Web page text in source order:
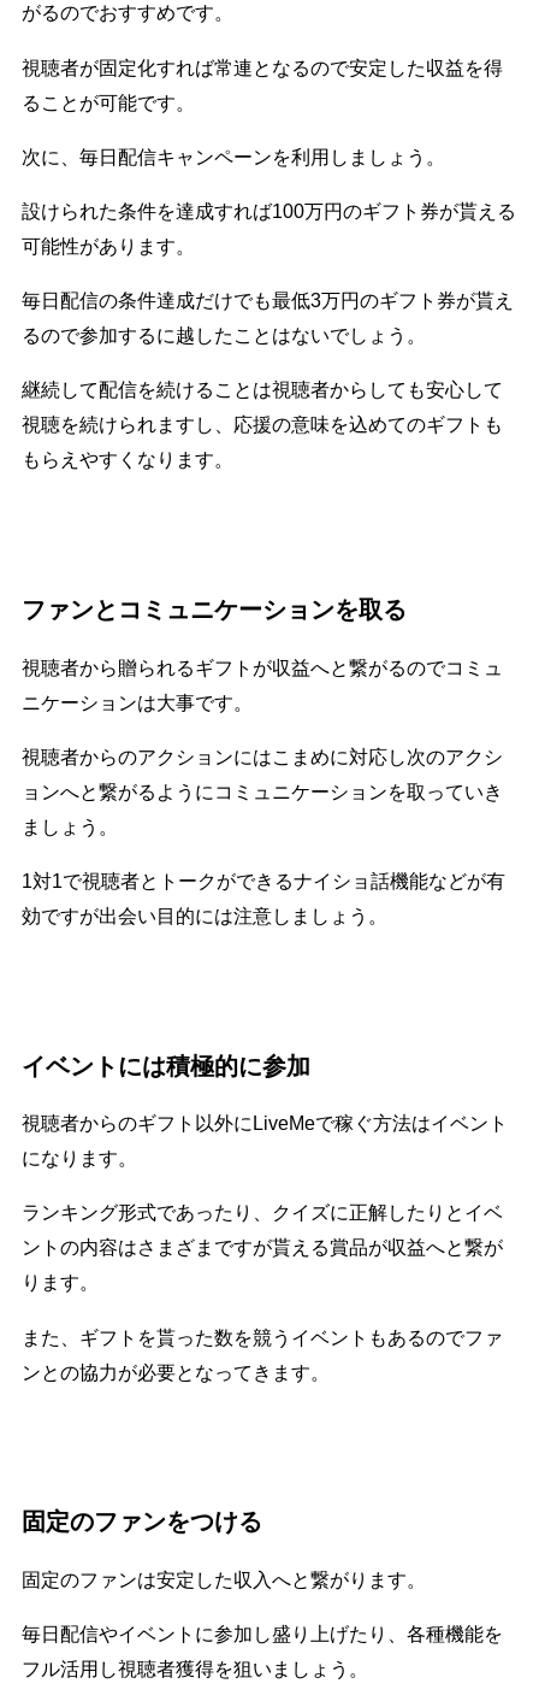
がるのでおすすめです。
視聴者が固定化すれば常連となるので安定した収益を得
ることが可能です。
次に、毎日配信キャンペーンを利用しましょう。
設けられた条件を達成すれば100万円のギフト券が貰える
可能性があります。
毎日配信の条件達成だけでも最低3万円のギフト券が貰え
るので参加するに越したことはないでしょう。
継続して配信を続けることは視聴者からしても安心して
視聴を続けられますし、応援の意味を込めてのギフトも
もらえやすくなります。
ファンとコミュニケーションを取る
視聴者から贈られるギフトが収益へと繋がるのでコミュ
ニケーションは大事です。
視聴者からのアクションにはこまめに対応し次のアクシ
ョンへと繋がるようにコミュニケーションを取っていき
ましょう。
1対1で視聴者とトークができるナイショ話機能などが有
効ですが出会い目的には注意しましょう。
イベントには積極的に参加
視聴者からのギフト以外にLiveMeで稼ぐ方法はイベント
になります。
ランキング形式であったり、クイズに正解したりとイベ
ントの内容はさまざまですが貰える賞品が収益へと繋が
ります。
また、ギフトを貰った数を競うイベントもあるのでファ
ンとの協力が必要となってきます。
固定のファンをつける
固定のファンは安定した収入へと繋がります。
毎日配信やイベントに参加し盛り上げたり、各種機能を
フル活用し視聴者獲得を狙いましょう。